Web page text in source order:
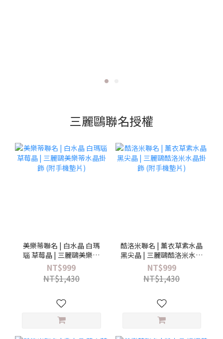
三麗鷗聯名授權
美樂蒂聯名 | 白水晶 白瑪
瑙 草莓晶 | 三麗鷗美樂蒂
水晶掛飾 (附手機墊片)
NT$999
NT$1,430
酷洛米聯名 | 薰衣草紫水晶
黑尖晶 | 三麗鷗酷洛米水晶
掛飾 (附手機墊片)
NT$999
NT$1,430